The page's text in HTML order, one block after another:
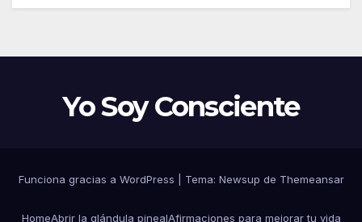
Yo Soy Consciente
Funciona gracias a WordPress Tema: Newsup de Themeansar
HomeAbrir la glándula pinealAfirmaciones para mejorar tu vida